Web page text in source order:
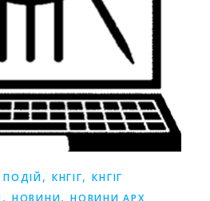
ПОДІЙ, КНГІГ,КНГІГ
,НОВИНИ,НОВИНИ АРХ